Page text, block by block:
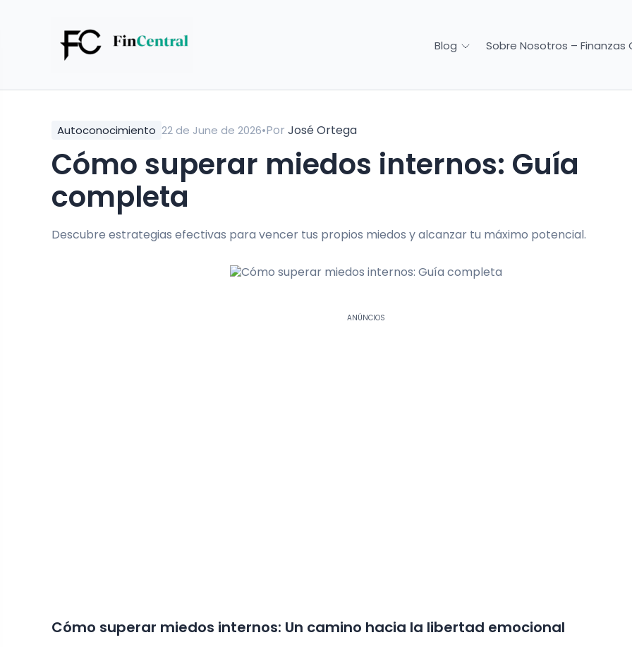
Blog Sobre Nosotros – Finanzas
Autoconocimiento 22 de June de 2026•Por José Ortega
Cómo superar miedos internos: Guía
completa
Descubre estrategias efectivas para vencer tus propios miedos y alcanzar tu máximo potencial.
ANÚNCIOS
Cómo superar miedos internos: Un camino hacia la libertad emocional